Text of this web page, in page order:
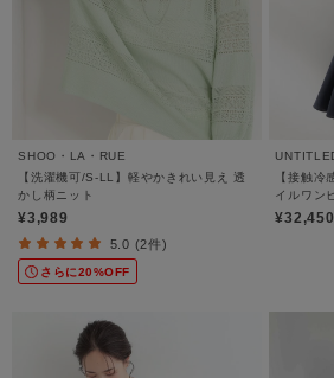
SHOO・LA・RUE
【洗濯機可/S-LL】軽やかきれい見え 透
かし柄ニット
¥3,989
5.0 (2件)
さらに20%OFF
【接触冷
イルワン
¥32,450